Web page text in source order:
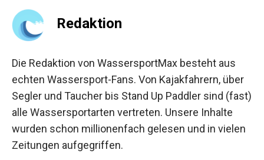
Redaktion
Die Redaktion von WassersportMax besteht aus
echten Wassersport-Fans. Von Kajakfahrern, über
Segler und Taucher bis Stand Up Paddler sind (fast)
alle Wassersportarten vertreten. Unsere Inhalte
wurden schon millionenfach gelesen und in vielen
Zeitungen aufgegriffen.